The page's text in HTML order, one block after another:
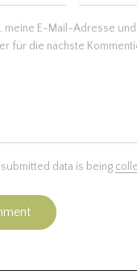
meine E-Mail-Adresse
für die nächste
submitted data is being